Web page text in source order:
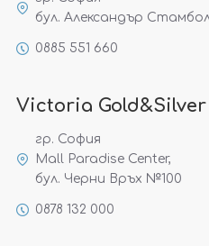
бул. Александър
0885 551 660
Victoria Gold&Silver
гр. София
Mall Paradise Center,
бул. Черни Връх №100
0878 132 000